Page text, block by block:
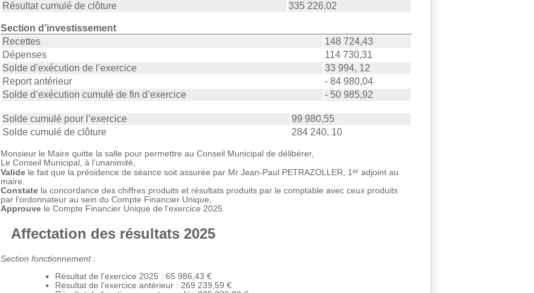
Résultat cumulé de clôture
335 226,02
Section d’investissement
Recettes
148 724,43
Dépenses
114 730,31
Solde d’exécution de l’exercice
33 994, 12
Report antérieur
- 84 980,04
Solde d’exécution cumulé de fin d’exercice
- 50 985,92
Solde cumulé pour l’exercice
99 980,55
Solde cumulé de clôture
284 240, 10
Monsieur le Maire quitte la salle pour permettre au Conseil Municipal de délibérer,
Le Conseil Municipal, à l’unanimité,
Valide le fait que la présidence de séance soit assurée par Mr Jean-Paul PETRAZOLLER, 1er adjoint au
maire.
Constate la concordance des chiffres produits et résultats produits par le comptable avec ceux produits
par l’ordonnateur au sein du Compte Financier Unique,
Approuve le Compte Financier Unique de l’exercice 2025.
Affectation des résultats 2025
Section fonctionnement:
Résultat de l’exercice 2025 : 65 986,43 €
Résultat de l’exercice antérieur : 269 239,59 €